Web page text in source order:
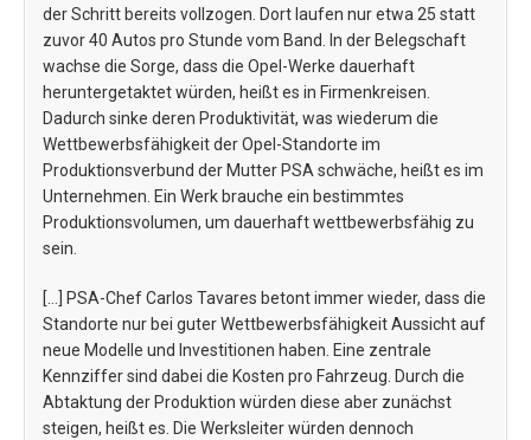
der Schritt bereits vollzogen. Dort laufen nur etwa 25 statt
zuvor 40 Autos pro Stunde vom Band. In der Belegschaft
wachse die Sorge, dass die Opel-Werke dauerhaft
heruntergetaktet würden, heißt es in Firmenkreisen.
Dadurch sinke deren Produktivität, was wiederum die
Wettbewerbsfähigkeit der Opel-Standorte im
Produktionsverbund der Mutter PSA schwäche, heißt es im
Unternehmen. Ein Werk brauche ein bestimmtes
Produktionsvolumen, um dauerhaft wettbewerbsfähig zu
sein.
[…] PSA-Chef Carlos Tavares betont immer wieder, dass die
Standorte nur bei guter Wettbewerbsfähigkeit Aussicht auf
neue Modelle und Investitionen haben. Eine zentrale
Kennziffer sind dabei die Kosten pro Fahrzeug. Durch die
Abtaktung der Produktion würden diese aber zunächst
steigen, heißt es. Die Werksleiter würden dennoch